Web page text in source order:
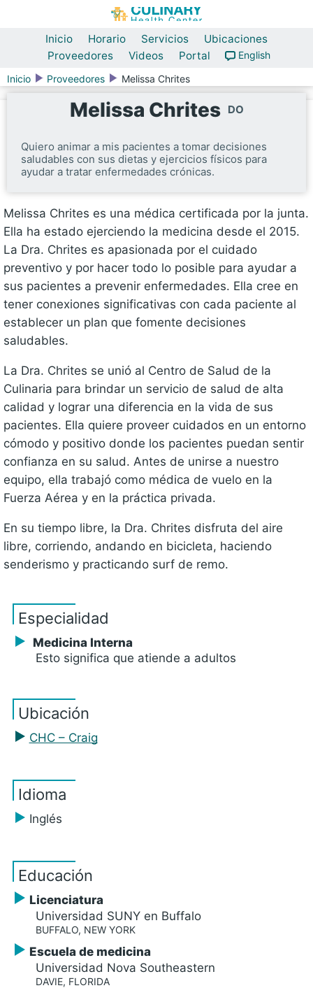
Inicio Horario Servicios
Ubicaciones
Proveedores
Videos Portal
English
Inicio
Proveedores Melissa Chrites
Melissa Chrites DO
Quiero animar a mis pacientes a tomar decisiones
saludables con sus dietas y ejercicios físicos para
ayudar a tratar enfermedades crónicas.
Melissa Chrites es una médica certificada por la junta.
Ella ha estado ejerciendo la medicina desde el 2015.
La Dra. Chrites es apasionada por el cuidado
preventivo y por hacer todo lo posible para ayudar a
sus pacientes a prevenir enfermedades. Ella cree en
tener conexiones significativas con cada paciente al
establecer un plan que fomente decisiones
saludables.
La Dra. Chrites se unió al Centro de Salud de la
Culinaria para brindar un servicio de salud de alta
calidad y lograr una diferencia en la vida de sus
pacientes. Ella quiere proveer cuidados en un entorno
cómodo y positivo donde los pacientes puedan sentir
confianza en su salud. Antes de unirse a nuestro
equipo, ella trabajó como médica de vuelo en la
Fuerza Aérea y en la práctica privada.
En su tiempo libre, la Dra. Chrites disfruta del aire
libre, corriendo, andando en bicicleta, haciendo
senderismo y practicando surf de remo.
Especialidad
Medicina Interna
Esto significa que atiende a adultos
Ubicación
CHC – Craig
Idioma
Inglés
Educación
Licenciatura
Universidad SUNY en Buffalo
BUFFALO, NEW YORK
Escuela de medicina
Universidad Nova Southeastern
DAVIE, FLORIDA